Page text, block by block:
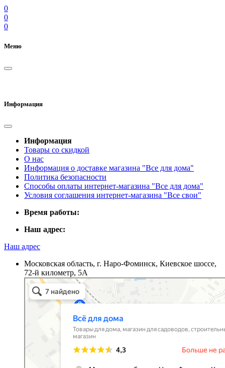
0
0
0
Меню
Информация
Информация
Товары со скидкой
О нас
Информация о доставке магазина "Все для дома"
Политика безопасности
Способы оплаты интернет-магазина "Все для дома"
Условия соглашения интернет-магазина "Все свои"
Время работы:
Наш адрес:
Наш адрес
Московская область, г. Наро-Фоминск, Киевское шоссе,
72-й километр, 5А